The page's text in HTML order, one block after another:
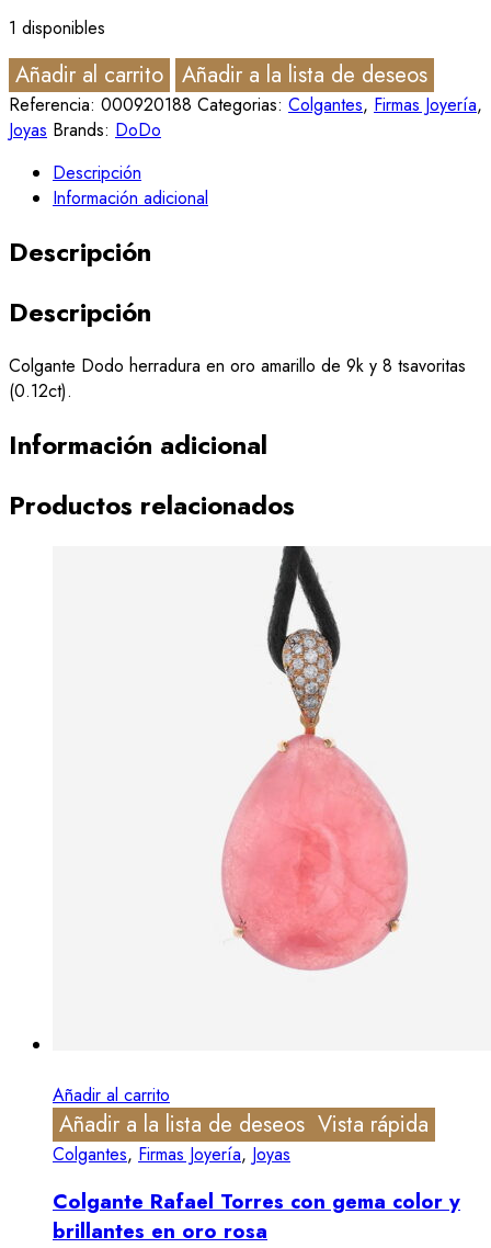
1 disponibles
Añadir al carrito Añadir a la lista de deseos
Referencia: 000920188 Categorias: Colgantes, Firmas Joyería,
Joyas Brands: DoDo
Descripción
Información adicional
Descripción
Descripción
Colgante Dodo herradura en oro amarillo de 9k y 8 tsavoritas
(0.12ct).
Información adicional
Productos relacionados
Añadir al carrito
Añadir a la lista de deseos Vista rápida
Colgantes, Firmas Joyería, Joyas
Colgante Rafael Torres con gema color y
brillantes en oro rosa